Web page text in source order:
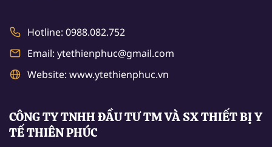
Hotline: 0988.082.752
Email: ytethienphuc@gmail.com
Website: www.ytethienphuc.vn
CÔNG TY TNHH ĐẦU TƯ TM VÀ SX THIẾT BỊ Y
TẾ THIÊN PHÚC